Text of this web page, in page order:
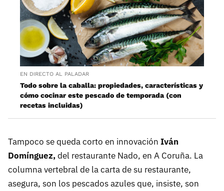
EN DIRECTO AL PALADAR
Todo sobre la caballa: propiedades, características y
cómo cocinar este pescado de temporada (con
recetas incluidas)
Tampoco se queda corto en innovación Iván
Domínguez,del restaurante Nado, en A Coruña. La
columna vertebral de la carta de su restaurante,
asegura, son los pescados azules que, insiste, son